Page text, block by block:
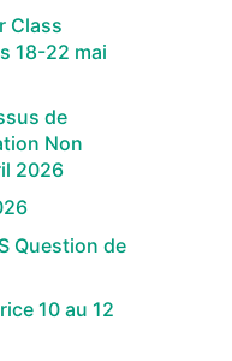
Class
18-22 mai
de
Non
2026
Question de
10 au 12